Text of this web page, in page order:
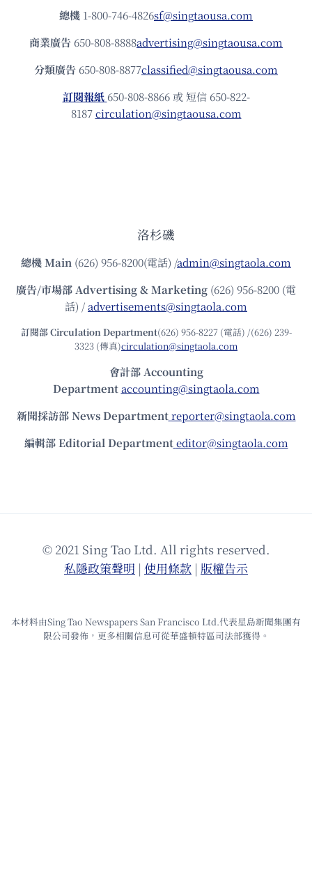
總機 1-800-746-4826sf@singtaousa.com
商業廣告 650-808-8888advertising@singtaousa.com
分類廣告 650-808-8877classified@singtaousa.com
訂閱報紙 650-808-8866 或 短信 650-822-
8187circulation@singtaousa.com
洛杉磯
總機Main (626) 956-8200(電話) /admin@singtaola.com
廣告/市場部Advertising & Marketing (626) 956-8200 (電
話) /advertisements@singtaola.com
訂閱部 Circulation Department(626) 956-8227 (電話) /(626) 239-
3323 (傳真)circulation@singtaola.com
會計部 Accounting
Department accounting@singtaola.com
新聞採訪部 News Department reporter@singtaola.com
編輯部 Editorial Department editor@singtaola.com
© 2021 Sing Tao Ltd. All rights reserved.
私隱政策聲明 | 使⽤條款 | 版權告⽰
本材料由Sing Tao Newspapers San Francisco Ltd.代表星島新聞集團有
限公司發佈，更多相關信息可從華盛頓特區司法部獲得。